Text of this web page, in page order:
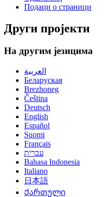
Подаци о страници
Други пројекти
На другим језицима
العربية
Беларуская
Brezhoneg
Čeština
Deutsch
English
Español
Suomi
Français
עברית
Bahasa Indonesia
Italiano
日本語
Ქართული